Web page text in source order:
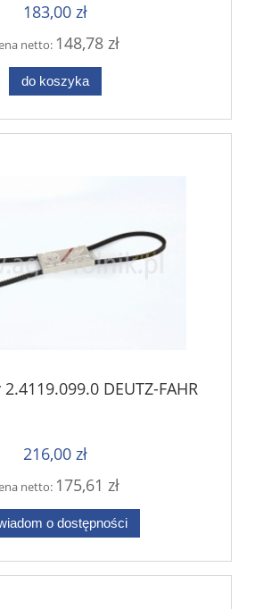
183,00 zł
netto: 148,78 zł
do koszyka
DEUTZ-FAHR
216,00 zł
netto: 175,61 zł
o dostępności